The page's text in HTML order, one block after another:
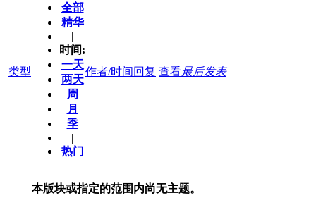
类型
全部
精华
|
时间:
一天
两天
周
月
季
|
热门
作者/时间 回复 查看最后发表
本版块或指定的范围内尚无主题。